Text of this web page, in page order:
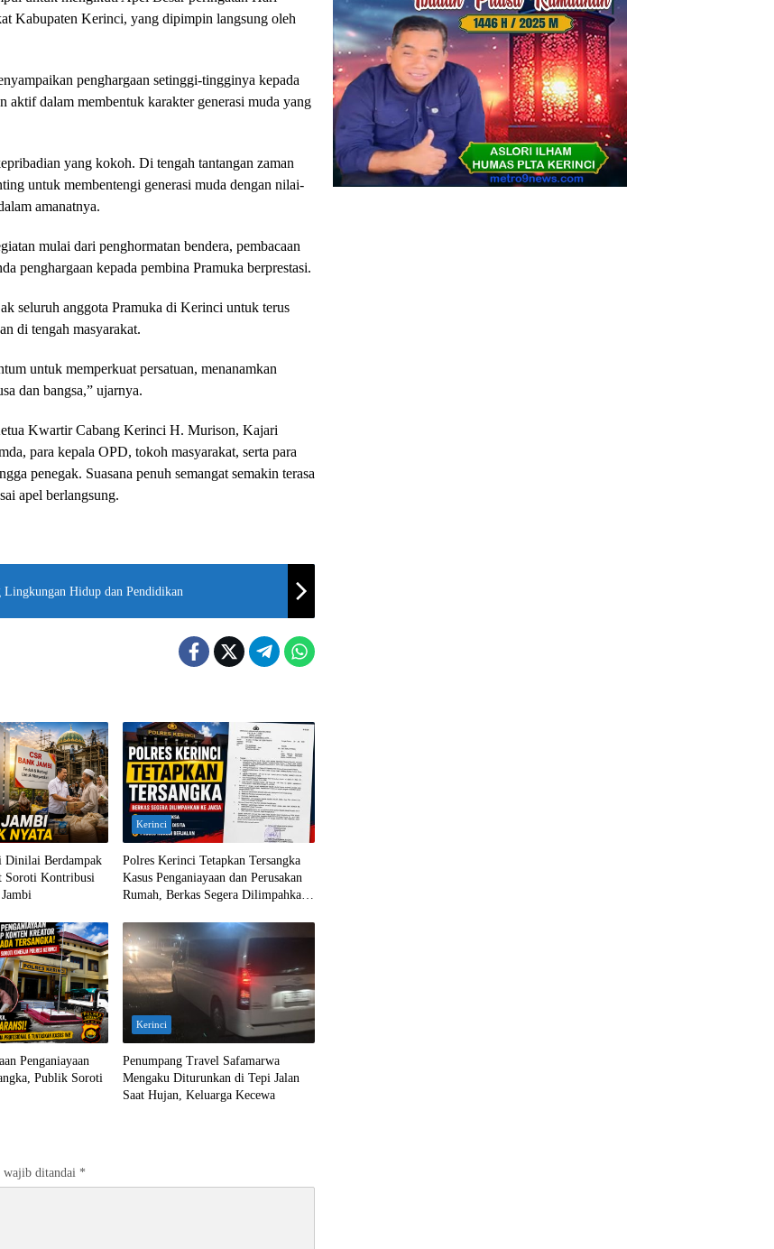
Kabupaten Kerinci, yang dipimpin langsung oleh
penghargaan setinggi-tingginya kepada
aktif dalam membentuk karakter generasi muda yang
yang kokoh. Di tengah tantangan zaman
untuk membentengi generasi muda dengan nilai-
amanatnya.
mulai dari penghormatan bendera, pembacaan
penghargaan kepada pembina Pramuka berprestasi.
seluruh anggota Pramuka di Kerinci untuk terus
di tengah masyarakat.
untuk memperkuat persatuan, menanamkan
dan bangsa,” ujarnya.
Kwartir Cabang Kerinci H. Murison, Kajari
para kepala OPD, tokoh masyarakat, serta para
penegak. Suasana penuh semangat semakin terasa
apel berlangsung.
Hidup dan Pendidikan
Dinilai Berdampak
Soroti Kontribusi
Kerinci
Polres Kerinci Tetapkan Tersangka
Kasus Penganiayaan dan Perusakan
Rumah, Berkas Segera Dilimpahkan
Penganiayaan
Publik Soroti
Kerinci
Penumpang Travel Safamarwa
Mengaku Diturunkan di Tepi Jalan
Saat Hujan, Keluarga Kecewa
wajib ditandai *